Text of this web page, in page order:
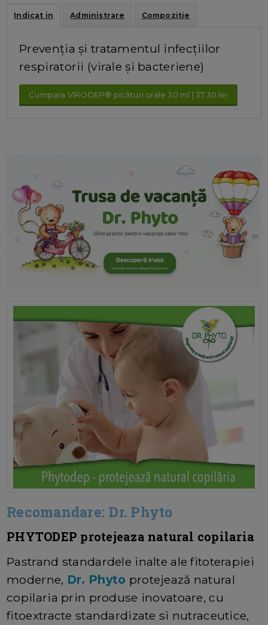
Indicat in Administrare Compozitie
Prevenția și tratamentul infecțiilor
respiratorii (virale și bacteriene)
Cumpara VIRODEP® picături orale 30 ml | 37.30 lei
Recomandare: Dr. Phyto
PHYTODEP protejeaza natural copilaria
Pastrand standardele inalte ale fitoterapiei
moderne, Dr. Phyto protejează natural
copilaria prin produse inovatoare, cu
fitoextracte standardizate si nutraceutice,